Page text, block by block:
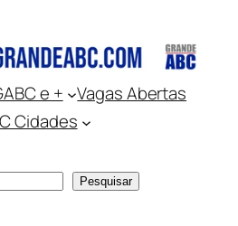
e +
Vagas Abertas
Cidades
Pesquisar